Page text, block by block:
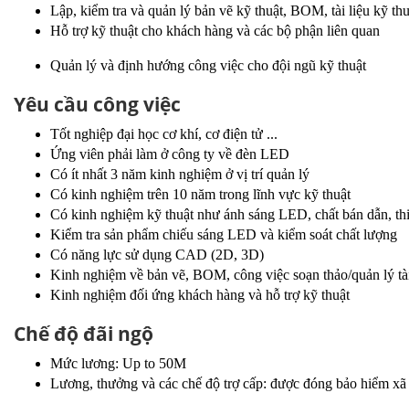
Lập, kiểm tra và quản lý bản vẽ kỹ thuật, BOM, tài liệu kỹ
Hỗ trợ kỹ thuật cho khách hàng và các bộ phận liên quan
Quản lý và định hướng công việc cho đội ngũ kỹ thuật
Yêu cầu công việc
Tốt nghiệp đại học cơ khí, cơ điện tử ...
Ứng viên phải làm ở công ty về đèn LED
Có ít nhất 3 năm kinh nghiệm ở vị trí quản lý
Có kinh nghiệm trên 10 năm trong lĩnh vực kỹ thuật
Có kinh nghiệm kỹ thuật như ánh sáng LED, chất bán dẫn,
Kiểm tra sản phẩm chiếu sáng LED và kiểm soát chất lượng
Có năng lực sử dụng CAD (2D, 3D)
Kinh nghiệm về bản vẽ, BOM, công việc soạn thảo/quản lý
Kinh nghiệm đối ứng khách hàng và hỗ trợ kỹ thuật
Chế độ đãi ngộ
Mức lương: Up to 50M
Lương, thưởng và các chế độ trợ cấp: được đóng bảo hiểm